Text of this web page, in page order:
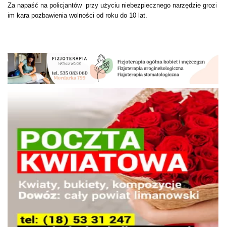
Za napaść na policjantów przy użyciu niebezpiecznego narzędzie grozi
im kara pozbawienia wolności od roku do 10 lat.